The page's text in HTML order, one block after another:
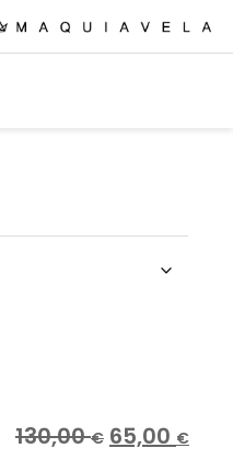
130,00€ 65,00 €